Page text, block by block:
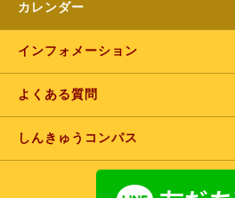
カレンダー
インフォメーション
よくある質問
しんきゅうコンパス